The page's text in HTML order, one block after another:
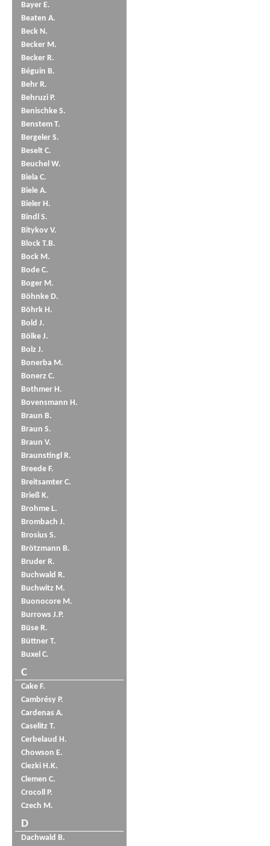
Bayer E.
Beaten A.
Beck N.
Becker M.
Becker R.
Béguin B.
Behr R.
Behruzi P.
Benischke S.
Benstem T.
Bergeler S.
Beselt C.
Beuchel W.
Biela C.
Biele A.
Bieler H.
Bindl S.
Bitykov V.
Block T.B.
Bock M.
Bode C.
Boger M.
Böhnke D.
Böhrk H.
Bold J.
Bölke J.
Bolz J.
Bonerba M.
Bonerz C.
Bothmer H.
Bovensmann H.
Braun B.
Braun S.
Braun V.
Braunstingl R.
Breede F.
Breitsamter C.
Brieß K.
Brohme L.
Brombach J.
Brosius S.
Brötzmann B.
Bruder R.
Buchwald R.
Buchwitz M.
Buonocore M.
Burrows J.P.
Büse R.
Büttner T.
Buxel C.
C
Cake F.
Cambrésy P.
Cardenas A.
Caselitz T.
Cerbelaud H.
Chowson E.
Ciezki H.K.
Clemen C.
Crocoll P.
Czech M.
D
Dachwald B.